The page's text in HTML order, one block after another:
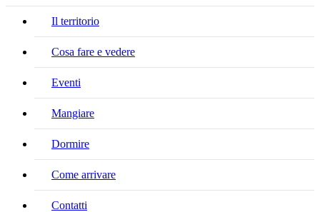
Il territorio
Cosa fare e vedere
Eventi
Mangiare
Dormire
Come arrivare
Contatti